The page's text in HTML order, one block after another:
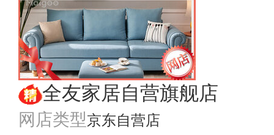
全友家居自营旗舰店
网店类型京东自营店